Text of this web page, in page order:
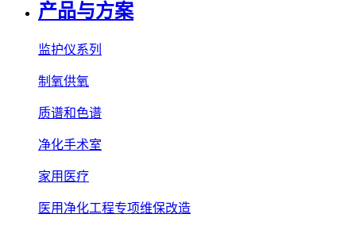
产品与方案
监护仪系列
制氧供氧
质谱和色谱
净化手术室
家用医疗
医用净化工程专项维保改造